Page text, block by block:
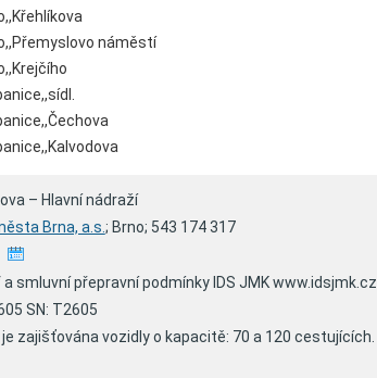
náměstí
– Hlavní nádraží
Brna, a.s. ; Brno; 543 174 317
smluvní přepravní podmínky IDS JMK www.idsjmk.cz
SN: T2605
zajišťována vozidly o kapacitě: 70 a 120 cestujících.